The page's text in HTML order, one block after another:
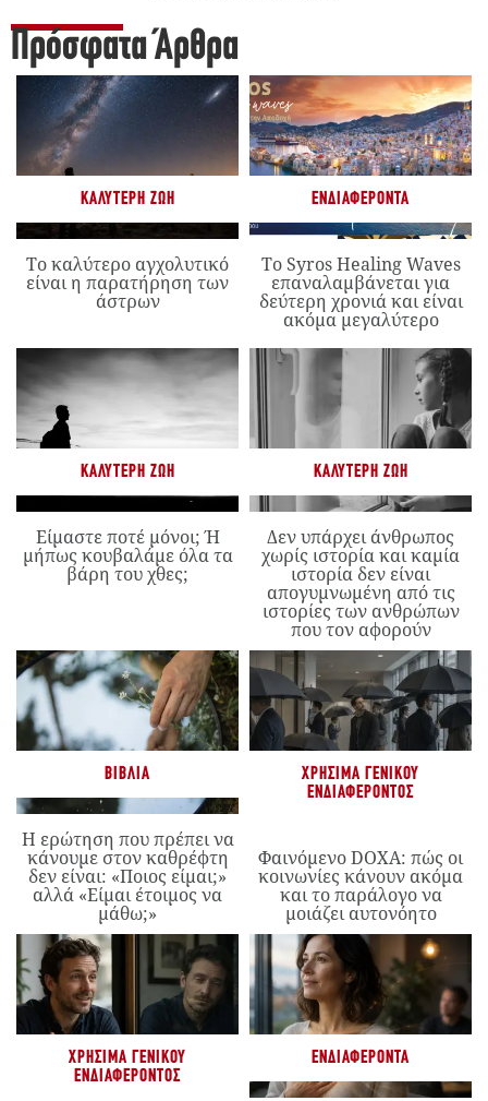
Πρόσφατα Άρθρα
ΚΑΛΎΤΕΡΗ ΖΩΉ
Το καλύτερο αγχολυτικό
είναι η παρατήρηση των
άστρων
ΕΝΔΙΑΦΈΡΟΝΤΑ
Το Syros Healing Waves
επαναλαμβάνεται για
δεύτερη χρονιά και είναι
ακόμα μεγαλύτερο
ΚΑΛΎΤΕΡΗ ΖΩΉ
Είμαστε ποτέ μόνοι; Ή
μήπως κουβαλάμε όλα τα
βάρη του χθες;
ΚΑΛΎΤΕΡΗ ΖΩΉ
Δεν υπάρχει άνθρωπος
χωρίς ιστορία και καμία
ιστορία δεν είναι
απογυμνωμένη από τις
ιστορίες των ανθρώπων
που τον αφορούν
ΒΙΒΛΊΑ
Η ερώτηση που πρέπει να
κάνουμε στον καθρέφτη
δεν είναι: «Ποιος είμαι;»
αλλά «Είμαι έτοιμος να
μάθω;»
ΧΡΉΣΙΜΑ ΓΕΝΙΚΟΎ
ΕΝΔΙΑΦΈΡΟΝΤΟΣ
Φαινόμενο DOXA: πώς οι
κοινωνίες κάνουν ακόμα
και το παράλογο να
μοιάζει αυτονόητο
ΧΡΉΣΙΜΑ ΓΕΝΙΚΟΎ
ΕΝΔΙΑΦΈΡΟΝΤΟΣ
ΕΝΔΙΑΦΈΡΟΝΤΑ